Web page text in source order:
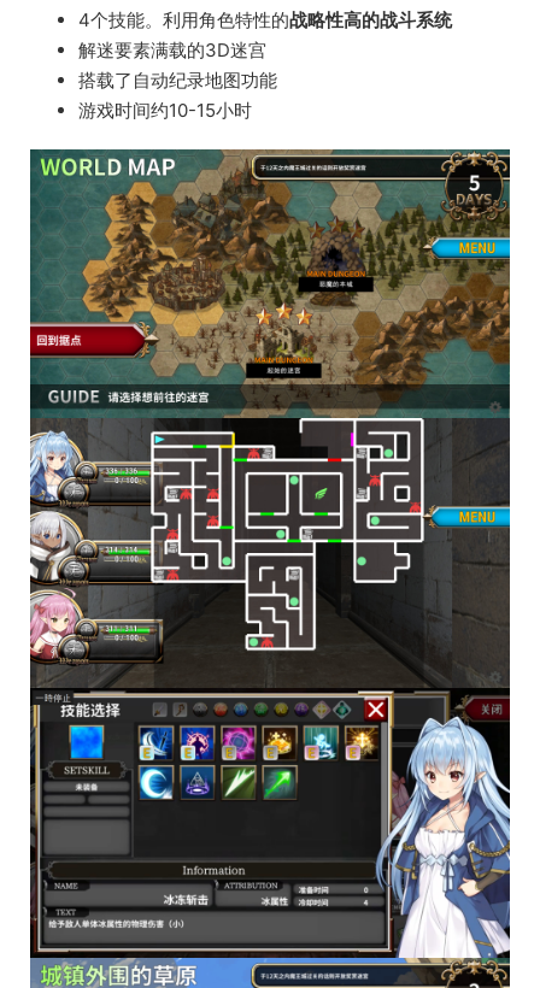
4个技能。利用角色特性的战略性高的战斗系统
解迷要素满载的3D迷宫
搭载了自动纪录地图功能
游戏时间约10-15小时